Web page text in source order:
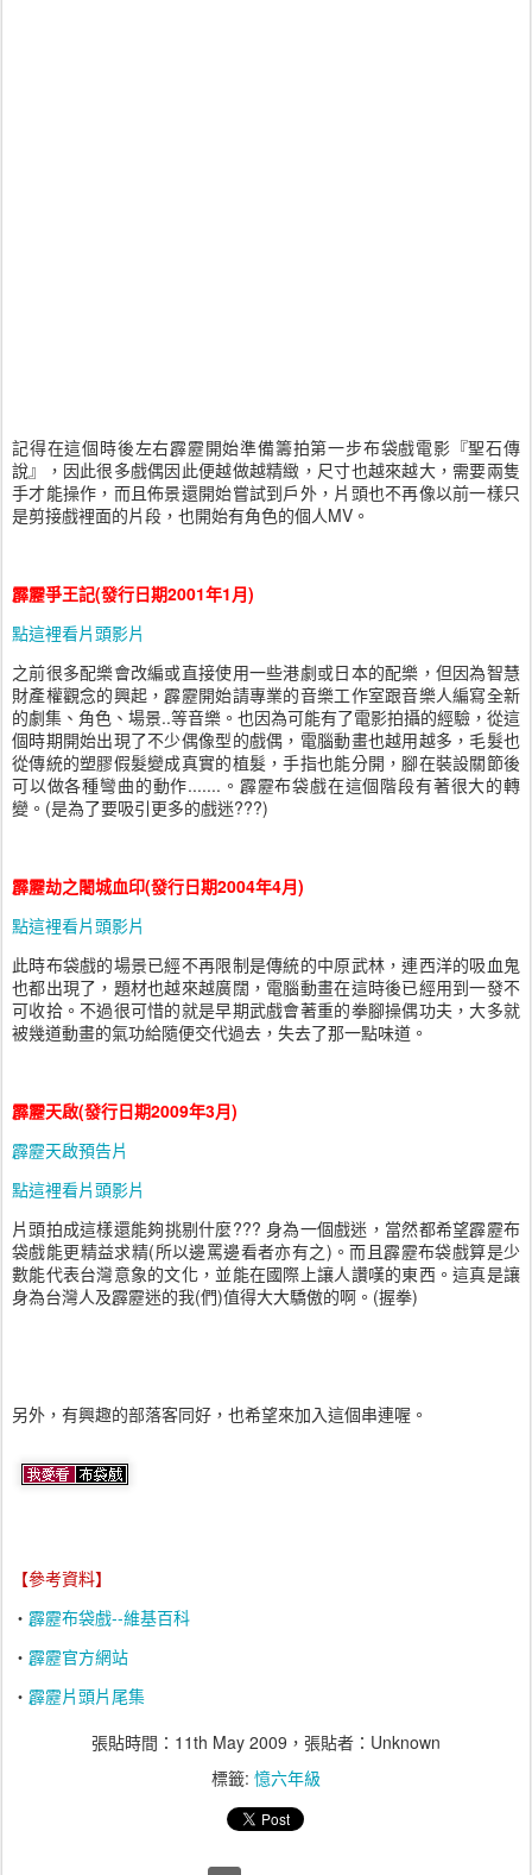
記得在這個時後左右霹靂開始準備籌拍第一步布袋戲電影『聖石傳
說』，因此很多戲偶因此便越做越精緻，尺寸也越來越大，需要兩隻
手才能操作，而且佈景還開始嘗試到戶外，片頭也不再像以前一樣只
是剪接戲裡面的片段，也開始有角色的個人MV。
霹靂爭王記(發行日期2001年1月)
點這裡看片頭影片
之前很多配樂會改編或直接使用一些港劇或日本的配樂，但因為智慧
財產權觀念的興起，霹靂開始請專業的音樂工作室跟音樂人編寫全新
的劇集、角色、場景..等音樂。也因為可能有了電影拍攝的經驗，從這
個時期開始出現了不少偶像型的戲偶，電腦動畫也越用越多，毛髮也
從傳統的塑膠假髮變成真實的植髮，手指也能分開，腳在裝設關節後
可以做各種彎曲的動作.......。霹靂布袋戲在這個階段有著很大的轉
變。(是為了要吸引更多的戲迷???)
霹靂劫之闍城血印(發行日期2004年4月)
點這裡看片頭影片
此時布袋戲的場景已經不再限制是傳統的中原武林，連西洋的吸血鬼
也都出現了，題材也越來越廣闊，電腦動畫在這時後已經用到一發不
可收拾。不過很可惜的就是早期武戲會著重的拳腳操偶功夫，大多就
被幾道動畫的氣功給隨便交代過去，失去了那一點味道。
霹靂天啟(發行日期2009年3月)
霹靂天啟預告片
點這裡看片頭影片
片頭拍成這樣還能夠挑剔什麼??? 身為一個戲迷，當然都希望霹靂布
袋戲能更精益求精(所以邊罵邊看者亦有之)。而且霹靂布袋戲算是少
數能代表台灣意象的文化，並能在國際上讓人讚嘆的東西。這真是讓
身為台灣人及霹靂迷的我(們)值得大大驕傲的啊。(握拳)
另外，有興趣的部落客同好，也希望來加入這個串連喔。
【參考資料】
‧ 霹靂布袋戲--維基百科
‧ 霹靂官方網站
‧ 霹靂片頭片尾集
張貼時間： 11th May 2009 ，張貼者：Unknown
標籤: 憶六年級